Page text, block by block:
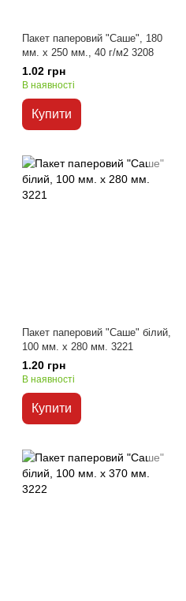
Пакет паперовий "Саше", 180
мм. х 250 мм., 40 г/м2 3208
1.02 грн
В наявності
Купити
Пакет паперовий "Саше" білий,
100 мм. х 280 мм. 3221
1.20 грн
В наявності
Купити